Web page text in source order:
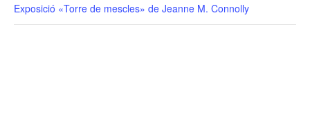
Exposició «Torre de mescles» de Jeanne M. Connolly